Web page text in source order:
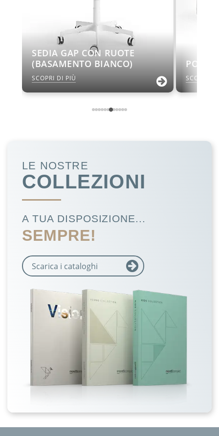
SEDIA GAP CON RUOTE
(BASAMENTO BIANCO)
SCOPRI DI PIÙ
POUF
SCOPRI
LE NOSTRE
COLLEZIONI
A TUA DISPOSIZIONE...
SEMPRE!
Scarica i cataloghi